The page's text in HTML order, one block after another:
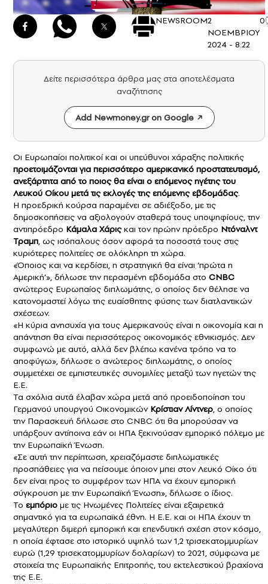
NEWSROOM2
ΝΟΕΜΒΡΙΟΥ
2024 - 8:22
0
Δείτε περισσότερα άρθρα μας στα αποτελέσματα
αναζήτησης
Add Newmoney.gr on Google
Οι Ευρωπαίοι πολιτικοί και οι υπεύθυνοι χάραξης πολιτικής
προετοιμάζονται για περισσότερο αμερικανικό προστατευτισμό,
ανεξάρτητα από το ποιος θα είναι ο επόμενος ηγέτης του
Λευκού Οίκου μετά τιςεκλογέςτης επόμενης εβδομάδας.
Η προεδρική κούρσα παραμένει σε αδιέξοδο, με τις
δημοσκοπήσεις να αξιολογούν σταθερά τους υποψηφίους, την
αντιπρόεδρο Kάμαλα Χάριςκαι τον πρώην πρόεδρο Ντόναλντ
Τραμπ, ως ισόπαλους όσον αφορά τα ποσοστά τους στις
κυριότερες πολιτείες σε ολόκληρη τη χώρα.
«Όποιος και να κερδίσει, η στρατηγική θα είναι ‘πρώτα η
Αμερική’», δήλωσε την περασμένη εβδομάδα στο CNBC
ανώτερος Ευρωπαίος διπλωμάτης, ο οποίος δεν θέλησε να
κατονομαστεί λόγω της ευαίσθητης φύσης των διατλαντικών
σχέσεων.
«Η κύρια ανησυχία για τους Αμερικανούς είναι η οικονομία και η
απάντηση θα είναι περισσότερος οικονομικός εθνικισμός. Δεν
συμφωνώ με αυτό, αλλά δεν βλέπω κανένα τρόπο να το
αποφύγω», δήλωσε ο ανώτερος διπλωμάτης, ο οποίος
συμμετέχει σε εμπιστευτικές συνομιλίες μεταξύ των ηγετών της
Ε.Ε.
Τα σχόλια αυτά έλαβαν χώρα μετά από προειδοποίηση του
Γερμανού υπουργού Οικονομικών Κρίστιαν Λίντνερ, ο οποίος
την Παρασκευή δήλωσε στο CNBC ότι θα μπορούσαν να
υπάρξουν αντίποινα εάν οι ΗΠΑ ξεκινούσαν εμπορικό πόλεμο με
την Ευρωπαϊκή Ένωση.
«Σε αυτή την περίπτωση, χρειαζόμαστε διπλωματικές
προσπάθειες για να πείσουμε όποιον μπει στον Λευκό Οίκο ότι
δεν είναι προς το συμφέρον των ΗΠΑ να έχουν εμπορική
σύγκρουση με την Ευρωπαϊκή Ένωση», δήλωσε ο ίδιος.
Το εμπόριο με τις Ηνωμένες Πολιτείες είναι εξαιρετικά
σημαντικό για τα ευρωπαϊκά έθνη. Η Ε.Ε. και οι ΗΠΑ έχουν τη
μεγαλύτερη διμερή εμπορική και επενδυτική σχέση στον κόσμο,
η οποία έφτασε στο ιστορικό υψηλό των 1,2 τρισεκατομμυρίων
ευρώ (1,29 τρισεκατομμυρίων δολαρίων) το 2021, σύμφωνα με
στοιχεία της Ευρωπαϊκής Επιτροπής, του εκτελεστικού βραχίονα
της Ε.Ε.